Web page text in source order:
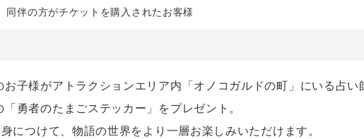
同伴の方がチケットを購入されたお客様
お子様がアトラクションエリア内「オノコガルドの町」にいる占
勇者のたまごステッカー」をプレゼント。
につけて、物語の世界をより一層お楽しみいただけます。